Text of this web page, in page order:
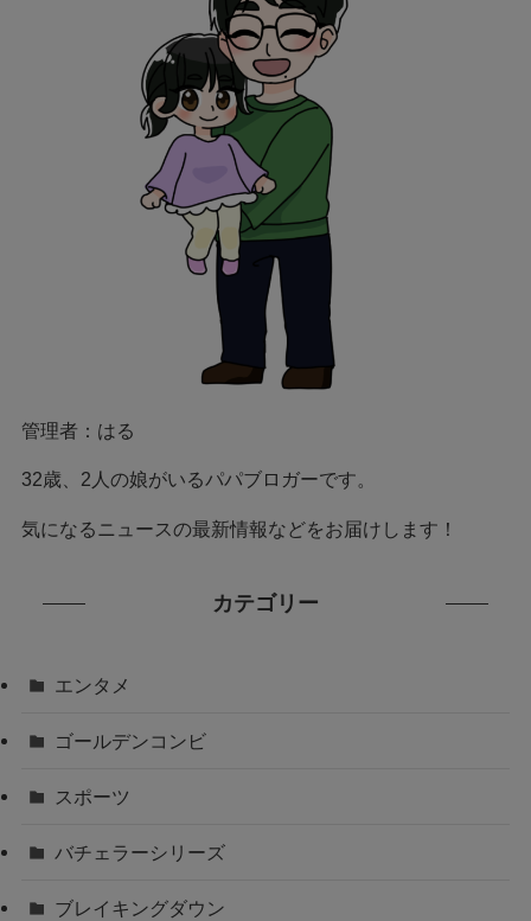
管理者：はる
32歳、2人の娘がいるパパブロガーです。
気になるニュースの最新情報などをお届けします！
カテゴリー
エンタメ
ゴールデンコンビ
スポーツ
バチェラーシリーズ
ブレイキングダウン